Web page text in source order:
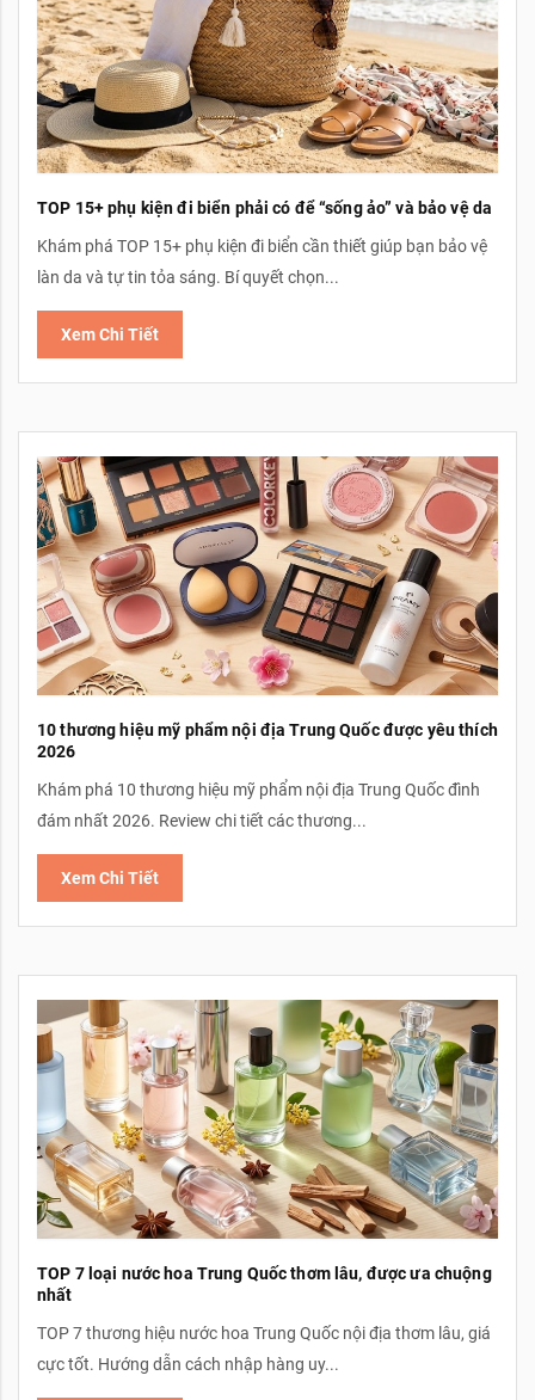
TOP 15+ phụ kiện đi biển phải có để “sống ảo” và bảo vệ da
Khám phá TOP 15+ phụ kiện đi biển cần thiết giúp bạn bảo vệ
làn da và tự tin tỏa sáng. Bí quyết chọn...
Xem Chi Tiết
10 thương hiệu mỹ phẩm nội địa Trung Quốc được yêu thích
2026
Khám phá 10 thương hiệu mỹ phẩm nội địa Trung Quốc đình
đám nhất 2026. Review chi tiết các thương...
Xem Chi Tiết
TOP 7 loại nước hoa Trung Quốc thơm lâu, được ưa chuộng
nhất
TOP 7 thương hiệu nước hoa Trung Quốc nội địa thơm lâu, giá
cực tốt. Hướng dẫn cách nhập hàng uy...